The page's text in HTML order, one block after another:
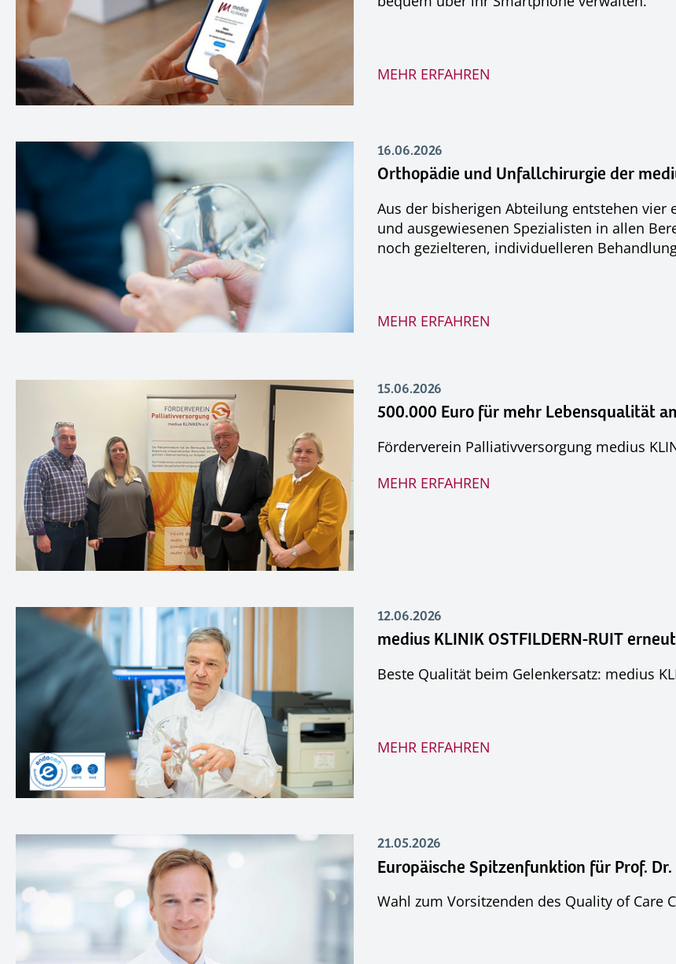
MEHR ERFAHREN
16.06.2026
Orthopädie und Unfallchirurgie der
Aus der bisherigen Abteilung entstehen vier
und ausgewiesenen Spezialisten in allen
noch gezielteren, individuelleren
MEHR ERFAHREN
15.06.2026
500.000 Euro für mehr Lebensqualität
Förderverein Palliativversorgung medius
MEHR ERFAHREN
12.06.2026
medius KLINIK OSTFILDERN-RUIT
Beste Qualität beim Gelenkersatz: medius
MEHR ERFAHREN
21.05.2026
Europäische Spitzenfunktion für Prof.
Wahl zum Vorsitzenden des Quality of Care